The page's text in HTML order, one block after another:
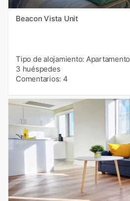
Beacon Vista Unit
Tipo de alojamiento: Apartamento
3 huéspedes
Comentarios: 4